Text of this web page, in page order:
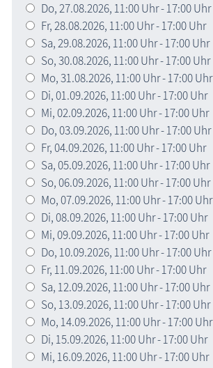
Do,27.08.2026, 11:00Uhr- 17:00Uhr
Fr,28.08.2026, 11:00Uhr- 17:00Uhr
Sa,29.08.2026, 11:00Uhr- 17:00Uhr
So,30.08.2026, 11:00Uhr- 17:00Uhr
Mo,31.08.2026, 11:00Uhr- 17:00Uhr
Di,01.09.2026, 11:00Uhr- 17:00Uhr
Mi,02.09.2026, 11:00Uhr- 17:00Uhr
Do,03.09.2026, 11:00Uhr- 17:00Uhr
Fr,04.09.2026, 11:00Uhr- 17:00Uhr
Sa,05.09.2026, 11:00Uhr- 17:00Uhr
So,06.09.2026, 11:00Uhr- 17:00Uhr
Mo,07.09.2026, 11:00Uhr- 17:00Uhr
Di,08.09.2026, 11:00Uhr- 17:00Uhr
Mi,09.09.2026, 11:00Uhr- 17:00Uhr
Do, 10.09.2026, 11:00Uhr- 17:00Uhr
Fr, 11.09.2026, 11:00Uhr- 17:00Uhr
Sa, 12.09.2026, 11:00Uhr- 17:00Uhr
So, 13.09.2026, 11:00Uhr- 17:00Uhr
Mo, 14.09.2026, 11:00Uhr- 17:00Uhr
Di, 15.09.2026, 11:00Uhr- 17:00Uhr
Mi, 16.09.2026, 11:00Uhr- 17:00Uhr